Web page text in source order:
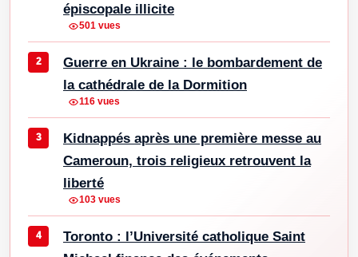
épiscopale illicite
501 vues
Guerre en Ukraine : le bombardement de
la cathédrale de la Dormition
116 vues
Kidnappés après une première messe au
Cameroun, trois religieux retrouvent la
liberté
103 vues
Toronto : l’Université catholique Saint